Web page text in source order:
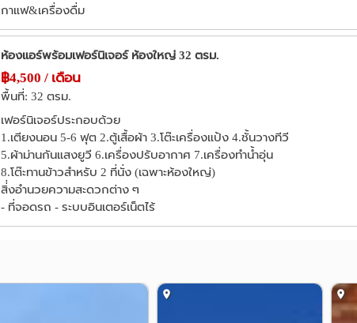
กาแฟ&เครื่องดื่ม
ห้องแอร์พร้อมเฟอร์นิเจอร์ ห้องใหญ่ 32 ตรม.
฿4,500 / เดือน
พื้นที่: 32 ตรม.
เฟอร์นิเจอร์ประกอบด้วย
1.เตียงนอน 5-6 ฟุต 2.ตู้เสื้อผ้า 3.โต๊ะเครื่องแป้ง 4.ชั้นวางทีวี
5.ผ้าม่านกันแสงยูวี 6.เครื่องปรับอากาศ 7.เครื่องทำน้ำอุ่น
8.โต๊ะทานข้าวสำหรับ 2 ที่นั่ง (เฉพาะห้องใหญ่)
สิ่่งอำนวยความสะดวกต่าง ๆ
- ที่จอดรถ - ระบบอินเตอร์เน็ตไร้